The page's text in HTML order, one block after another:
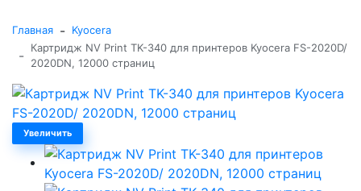
Главная - Kyocera
-
Картридж NV Print TK-340 для принтеров Kyocera FS-2020D/
2020DN, 12000 страниц
Увеличить